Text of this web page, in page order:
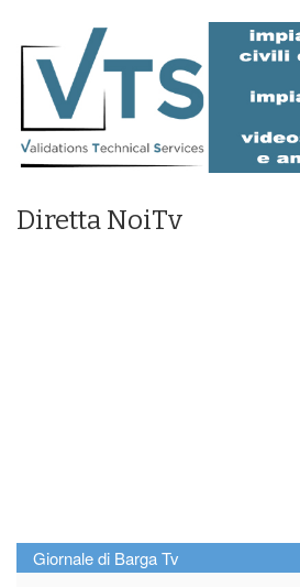
Diretta NoiTv
Giornale di Barga Tv